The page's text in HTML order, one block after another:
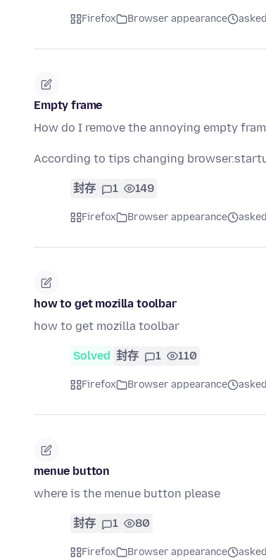
Firefox Browser appearance
Empty frame
How do I remove the annoying empty
According to tips changing
封存 1 149
Firefox Browser appearance
how to get mozilla toolbar
how to get mozilla toolbar
Solved 封存 1 110
Firefox Browser appearance
menue button
where is the menue button please
封存 1 80
Firefox Browser appearance